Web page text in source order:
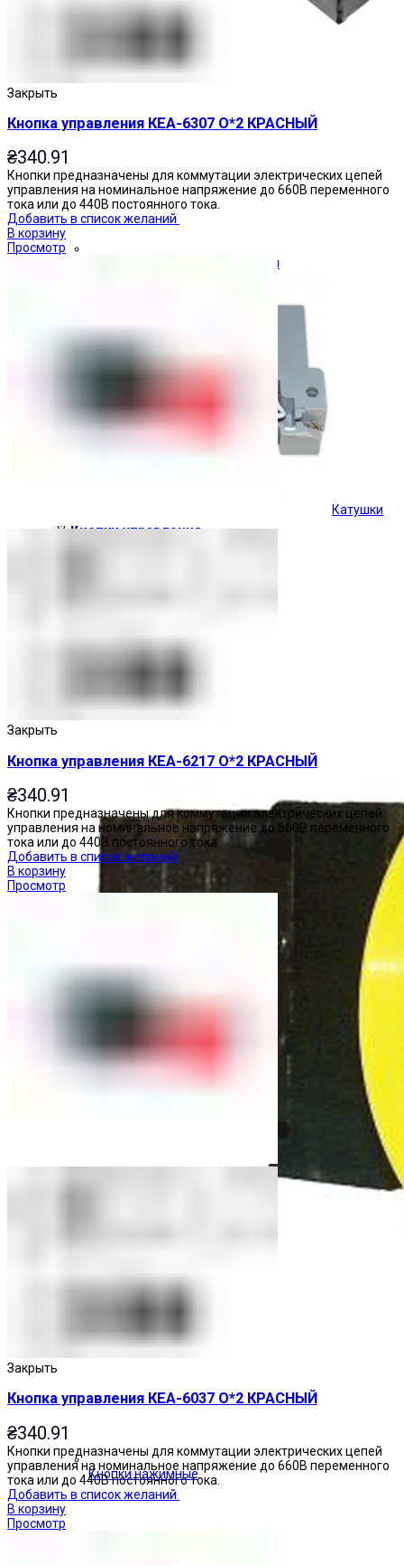
Ограничители перенапряжения
Катушки
Кнопки управления
Кнопки нажимные
Закрыть
Кнопка управления КЕА-6307 О*2 КРАСНЫЙ
₴340.91
Кнопки предназначены для коммутации электрических цепей
управления на номинальное напряжение до 660В переменного
тока или до 440В постоянного тока.
Добавить в список желаний
В корзину
Просмотр
Закрыть
Кнопка управления КЕА-6217 О*2 КРАСНЫЙ
₴340.91
Кнопки предназначены для коммутации электрических цепей
управления на номинальное напряжение до 660В переменного
тока или до 440В постоянного тока.
Добавить в список желаний
В корзину
Просмотр
Закрыть
Кнопка управления КЕА-6037 О*2 КРАСНЫЙ
₴340.91
Кнопки предназначены для коммутации электрических цепей
управления на номинальное напряжение до 660В переменного
тока или до 440В постоянного тока.
Добавить в список желаний
В корзину
Просмотр